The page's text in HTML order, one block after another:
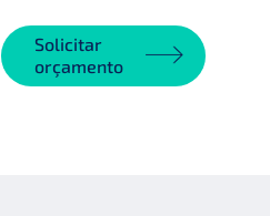
Solicitar
orçamento